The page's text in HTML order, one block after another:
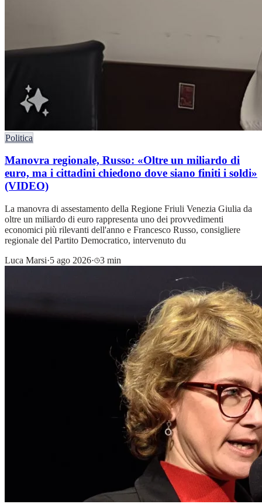
Politica
Manovra regionale, Russo: «Oltre un miliardo di
euro, ma i cittadini chiedono dove siano finiti i soldi»
(VIDEO)
La manovra di assestamento della Regione Friuli Venezia Giulia da
oltre un miliardo di euro rappresenta uno dei provvedimenti
economici più rilevanti dell'anno e Francesco Russo, consigliere
regionale del Partito Democratico, intervenuto du
Luca Marsi·5 ago 2026· 3 min